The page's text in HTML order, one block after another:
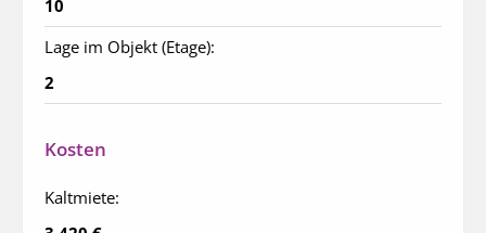
10
Lage im Objekt (Etage):
2
Kosten
Kaltmiete: